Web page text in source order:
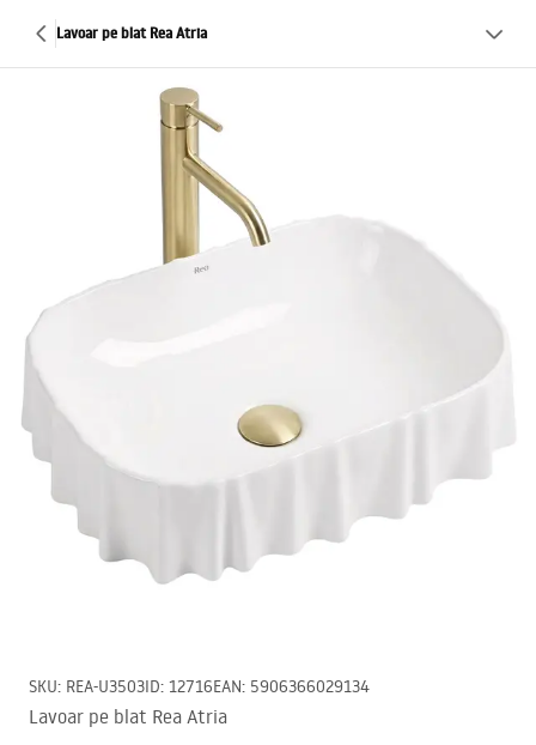
Lavoar pe blat Rea Atria
SKU: REA-U3503ID: 12716EAN: 5906366029134
Lavoar pe blat Rea Atria